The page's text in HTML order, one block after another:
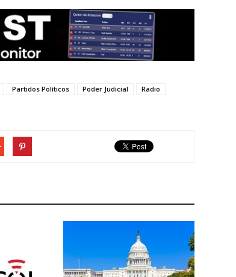
Partidos Políticos Poder Judicial
Radio